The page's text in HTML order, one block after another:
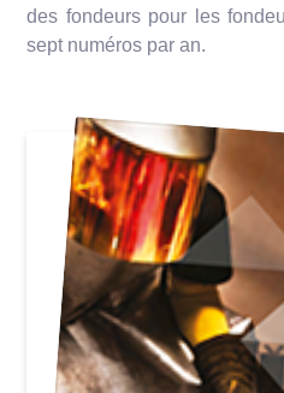
des fondeurs pour les
sept numéros par an.